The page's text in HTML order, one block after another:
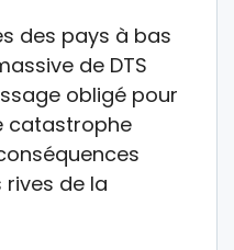
des pays à bas
de DTS
obligé pour
catastrophe
de la